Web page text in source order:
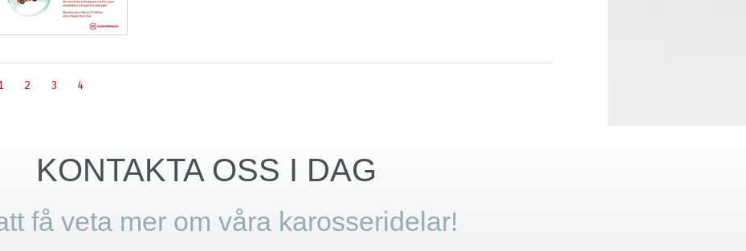
2 3 4
KONTAKTA OSS I DAG
få veta mer om våra karosseridelar!